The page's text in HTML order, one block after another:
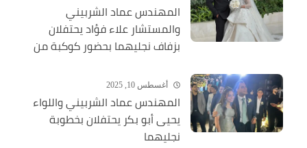
المهندس عماد الشربيني
والمستشار علاء فؤاد يحتفلان
بزفاف نجليهما بحضور كوكبة من
أغسطس 10, 2025
المهندس عماد الشربيني واللواء
يحيى أبو بكر يحتفلان بخطوبة
نجليهما